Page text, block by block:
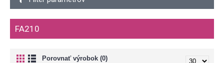
FA210
Porovnať výrobok (0)